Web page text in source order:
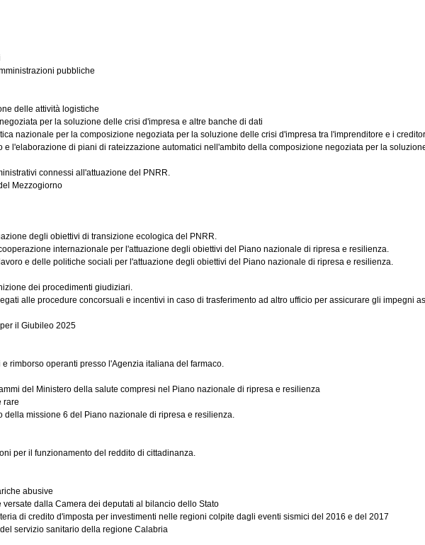
pubbliche
delle attività logistiche
per la soluzione delle crisi d'impresa e altre banche di dati
nazionale per la composizione negoziata per la soluzione delle crisi d'impresa tra l'imprenditore e i
l'elaborazione di piani di rateizzazione automatici nell'ambito della composizione negoziata per la
connessi all'attuazione del PNRR.
Mezzogiorno
degli obiettivi di transizione ecologica del PNRR.
internazionale per l'attuazione degli obiettivi del Piano nazionale di ripresa e resilienza.
e delle politiche sociali per l'attuazione degli obiettivi del Piano nazionale di ripresa e resilienza.
dei procedimenti giudiziari.
alle procedure concorsuali e incentivi in caso di trasferimento ad altro ufficio per assicurare gli impegni
il Giubileo 2025
rimborso operanti presso l'Agenzia italiana del farmaco.
del Ministero della salute compresi nel Piano nazionale di ripresa e resilienza
rare
missione 6 del Piano nazionale di ripresa e resilienza.
per il funzionamento del reddito di cittadinanza.
abusive
dalla Camera dei deputati al bilancio dello Stato
di credito d'imposta per investimenti nelle regioni colpite dagli eventi sismici del 2016 e del 2017
servizio sanitario della regione Calabria